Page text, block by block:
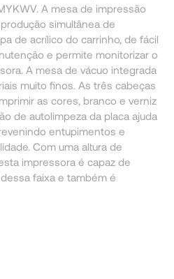
A mesa de impressão
simultânea de
de acrílico do carrinho, de fácil
e permite monitorizar o
A mesa de vácuo integrada
muito finos. As três cabeças
as cores, branco e verniz
de autolimpeza da placa ajuda
entupimentos e
Com uma altura de
impressora é capaz de
faixa e também é